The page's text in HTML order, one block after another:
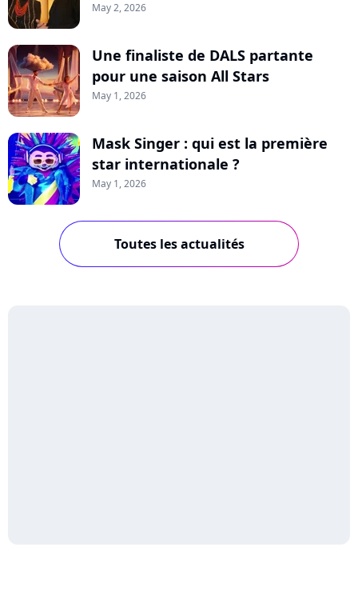
May 2, 2026
Une finaliste de DALS partante
pour une saison All Stars
May 1, 2026
Mask Singer : qui est la première
star internationale ?
May 1, 2026
Toutes les actualités